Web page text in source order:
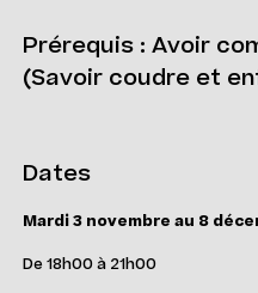
Prérequis : Avoir
(Savoir coudre et
Dates
Mardi 3 novembre au 8
De 18h00 à 21h00